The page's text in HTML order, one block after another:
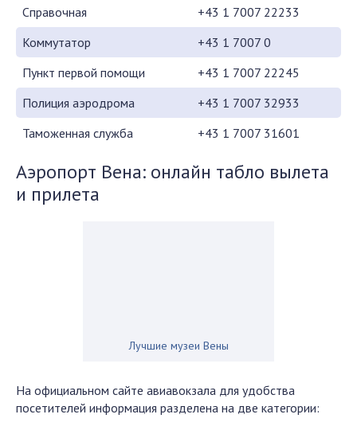
Справочная
+43 1 7007 22233
Коммутатор
+43 1 7007 0
Пункт первой помощи
+43 1 7007 22245
Полиция аэродрома
+43 1 7007 32933
Таможенная служба
+43 1 7007 31601
Аэропорт Вена: онлайн табло вылета
и прилета
Лучшие музеи Вены
На официальном сайте авиавокзала для удобства
посетителей информация разделена на две категории: